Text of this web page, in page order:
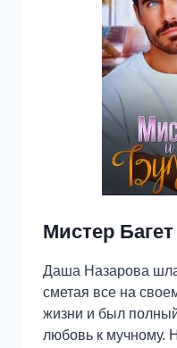
Мистер
Даша Назарова
сметая все на
жизни и был
любовь к мучному.